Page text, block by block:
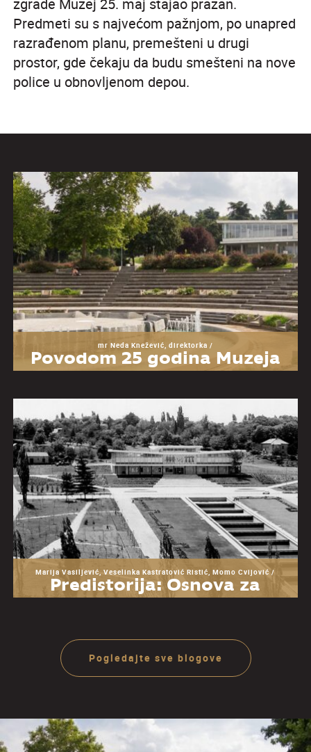
zgrade Muzej 25. maj stajao prazan.
Predmeti su s najvećom pažnjom, po unapred
razrađenom planu, premešteni u drugi
prostor, gde čekaju da budu smešteni na nove
police u obnovljenom depou.
mr Neda Knežević, direktorka /
Povodom 25 godina Muzeja
Marija Vasiljević, Veselinka Kastratović Ristić, Momo Cvijović /
Predistorija: Osnova za
Pogledajte sve blogove